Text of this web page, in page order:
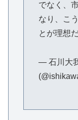
でなく、
なり、こ
とが理想
— 石川大